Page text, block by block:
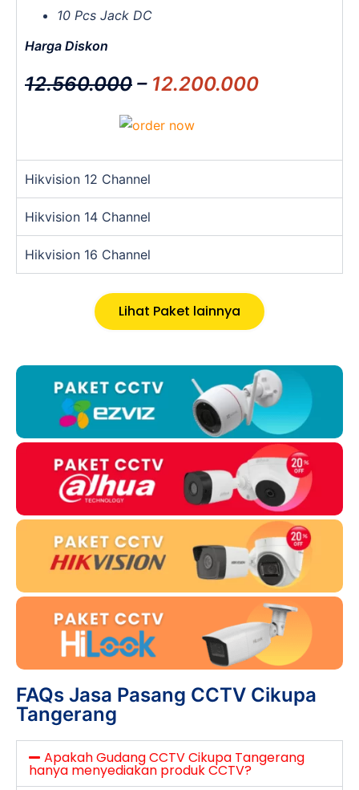
10 Pcs Jack DC
Harga Diskon
12.560.000 – 12.200.000
Hikvision 12 Channel
Hikvision 14 Channel
Hikvision 16 Channel
Lihat Paket lainnya
FAQs Jasa Pasang CCTV Cikupa
Tangerang
Apakah Gudang CCTV Cikupa Tangerang
hanya menyediakan produk CCTV?